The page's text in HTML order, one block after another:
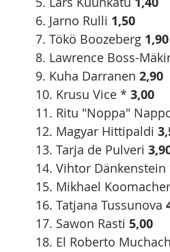
6. Jarno Rulli 1,50
7. Tökö Boozeberg 1,90
8. Lawrence Boss-
9. Kuha Darranen 2,90
10. Krusu Vice * 3,00
11. Ritu "Noppa"
12. Magyar Hittipaldi
13. Tarja de Pulveri
14. Vihtor Dänkenstein
15. Mikhael Koomacher
16. Tatjana Tussunova
17. Sawon Rasti 5,00
18. El Roberto